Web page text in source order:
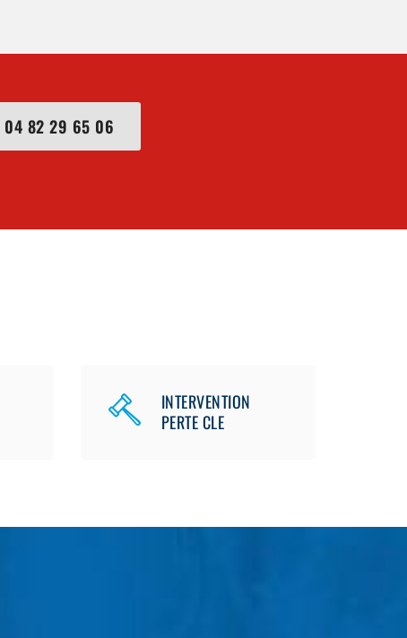
04 82 29 65 06
INTERVENTION
PERTE CLE